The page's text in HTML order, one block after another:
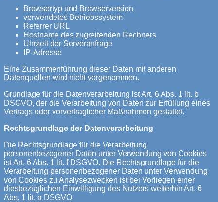
Browsertyp und Browserversion
verwendetes Betriebssystem
Referrer URL
Hostname des zugreifenden Rechners
Uhrzeit der Serveranfrage
IP-Adresse
Eine Zusammenführung dieser Daten mit anderen
Datenquellen wird nicht vorgenommen.
Grundlage für die Datenverarbeitung ist Art. 6 Abs. 1 lit. b
DSGVO, der die Verarbeitung von Daten zur Erfüllung eines
Vertrags oder vorvertraglicher Maßnahmen gestattet.
Rechtsgrundlage der Datenverarbeitung
Die Rechtsgrundlage für die Verarbeitung
personenbezogener Daten unter Verwendung von Cookies
ist Art. 6 Abs. 1 lit. f DSGVO. Die Rechtsgrundlage für die
Verarbeitung personenbezogener Daten unter Verwendung
von Cookies zu Analysezwecken ist bei Vorliegen einer
diesbezüglichen Einwilligung des Nutzers weiterhin Art. 6
Abs. 1 lit. a DSGVO.